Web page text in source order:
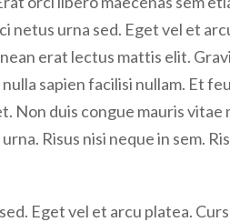
netus urna sed. Eget vel et
erat lectus mattis elit.
sapien facilisi nullam. Et
Non duis congue mauris
Risus nisi neque in sem.
Eget vel et arcu platea.